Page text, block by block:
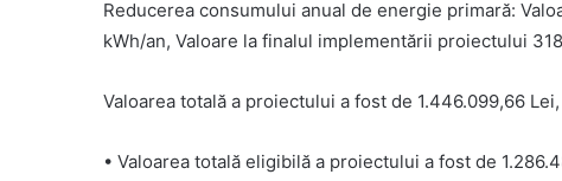
Reducerea consumului anual de energie primară:
kWh/an, Valoare la finalul implementării proiectului
Valoarea totală a proiectului a fost de 1.446.099,66
• Valoarea totală eligibilă a proiectului a fost de